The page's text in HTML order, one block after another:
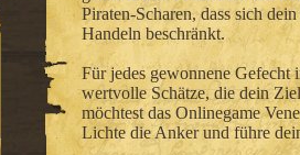
Piraten-Scharen, dass sich
Handeln beschränkt.
Für jedes gewonnene Gefecht
wertvolle Schätze, die dein
möchtest das Onlinegame
Lichte die Anker und führe